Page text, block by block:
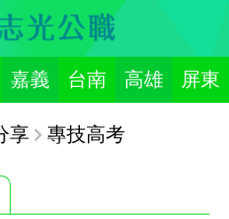
嘉義 台南 高雄 屏東
享 專技高考